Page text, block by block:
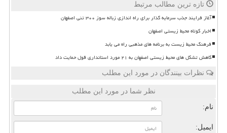
تازه ترین مطالب مرتبط
آغاز فرایند جذب سرمایه گذار برای راه اندازی زباله سوز ۳۰۰ تنی اصفهان
اخبار کوتاه محیط زیستی اصفهان
فرهنگ محیط زیست به برنامه های مذهبی راه می یابد
کاهش تشکل های محیط زیستی اصفهان به ۲۱ مورد استانداری قول حمایت داد
نظرات بینندگان در مورد این مطلب
نظر شما در مورد این مطلب
نام:
ایمیل: